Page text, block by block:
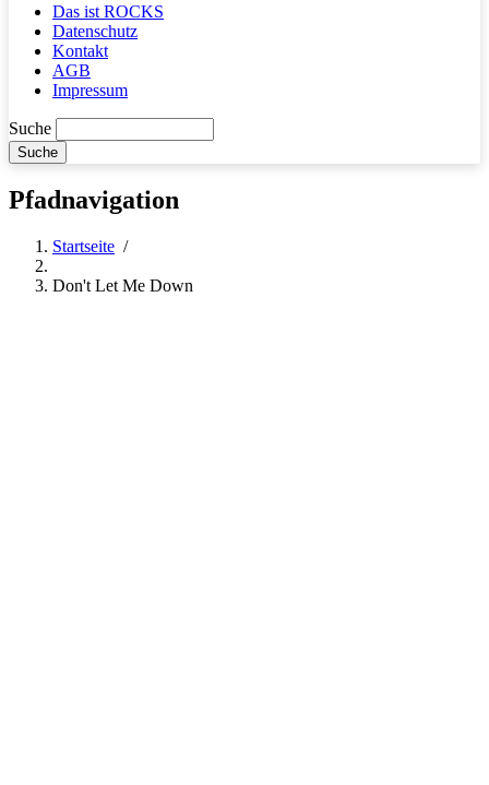
Das ist ROCKS
Datenschutz
Kontakt
AGB
Impressum
Suche
Pfadnavigation
Startseite /
Don't Let Me Down